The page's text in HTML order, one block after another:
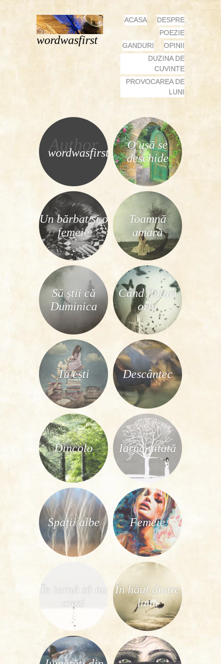
wordwasfirst
MENU
SKIP
CONTENT
ACASA
DESPRE
POEZIE
GANDURI
OPINII
DUZINA DE
CUVINTE
PROVOCAREA DE
LUNI
Author
wordwasfirst
O ușă se
deschide
Un bărbat și o
femeie
Toamnă
amară
Să știi că
Duminica
Când fluturi
orbi
Tu ești Descântec
Dincolo Iarna uitată
Spații albe Femeie
În iarnă să nu
crezi
În hăul dintre
lumi